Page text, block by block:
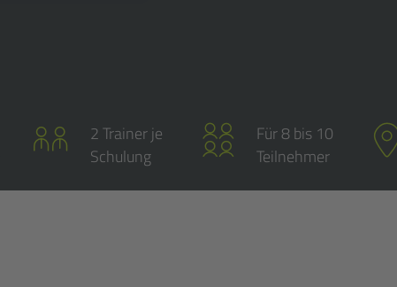
2 Trainer je
Schulung
Für 8 bis 10
Teilnehmer